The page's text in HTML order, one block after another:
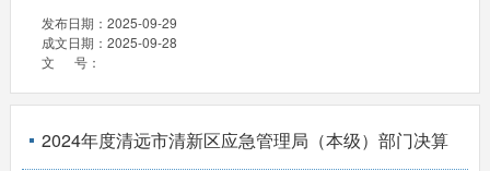
发布日期： 2025-09-29
成文日期： 2025-09-28
文 号：
2024年度清远市清新区应急管理局（本级）部门决算